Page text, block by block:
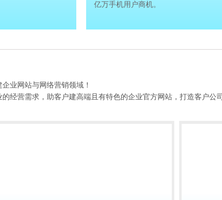
善网站备案。
亿万手机用户商机。
业网站与网络营销领域！
经营需求，助客户建高端且有特色的企业官方网站，打造客户公